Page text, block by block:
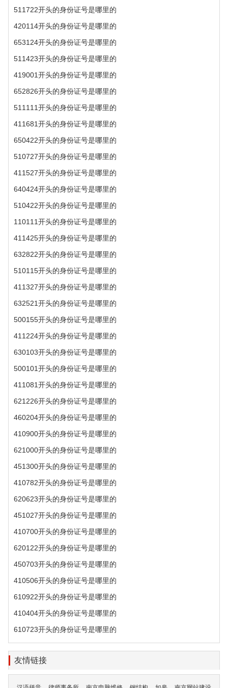
511722开头的身份证号是哪里的
420114开头的身份证号是哪里的
653124开头的身份证号是哪里的
511423开头的身份证号是哪里的
419001开头的身份证号是哪里的
652826开头的身份证号是哪里的
511111开头的身份证号是哪里的
411681开头的身份证号是哪里的
650422开头的身份证号是哪里的
510727开头的身份证号是哪里的
411527开头的身份证号是哪里的
640424开头的身份证号是哪里的
510422开头的身份证号是哪里的
110111开头的身份证号是哪里的
411425开头的身份证号是哪里的
632822开头的身份证号是哪里的
510115开头的身份证号是哪里的
411327开头的身份证号是哪里的
632521开头的身份证号是哪里的
500155开头的身份证号是哪里的
411224开头的身份证号是哪里的
630103开头的身份证号是哪里的
500101开头的身份证号是哪里的
411081开头的身份证号是哪里的
621226开头的身份证号是哪里的
460204开头的身份证号是哪里的
410900开头的身份证号是哪里的
621000开头的身份证号是哪里的
451300开头的身份证号是哪里的
410782开头的身份证号是哪里的
620623开头的身份证号是哪里的
451027开头的身份证号是哪里的
410700开头的身份证号是哪里的
620122开头的身份证号是哪里的
450703开头的身份证号是哪里的
410506开头的身份证号是哪里的
610922开头的身份证号是哪里的
410404开头的身份证号是哪里的
610723开头的身份证号是哪里的
友情链接